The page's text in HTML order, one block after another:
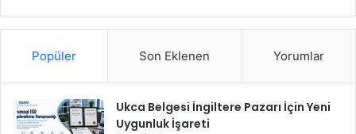
e
1
e
Popüler Son Eklenen Yorumlar
Ukca Belgesi İngiltere Pazarı İçin Yeni
Uygunluk İşareti